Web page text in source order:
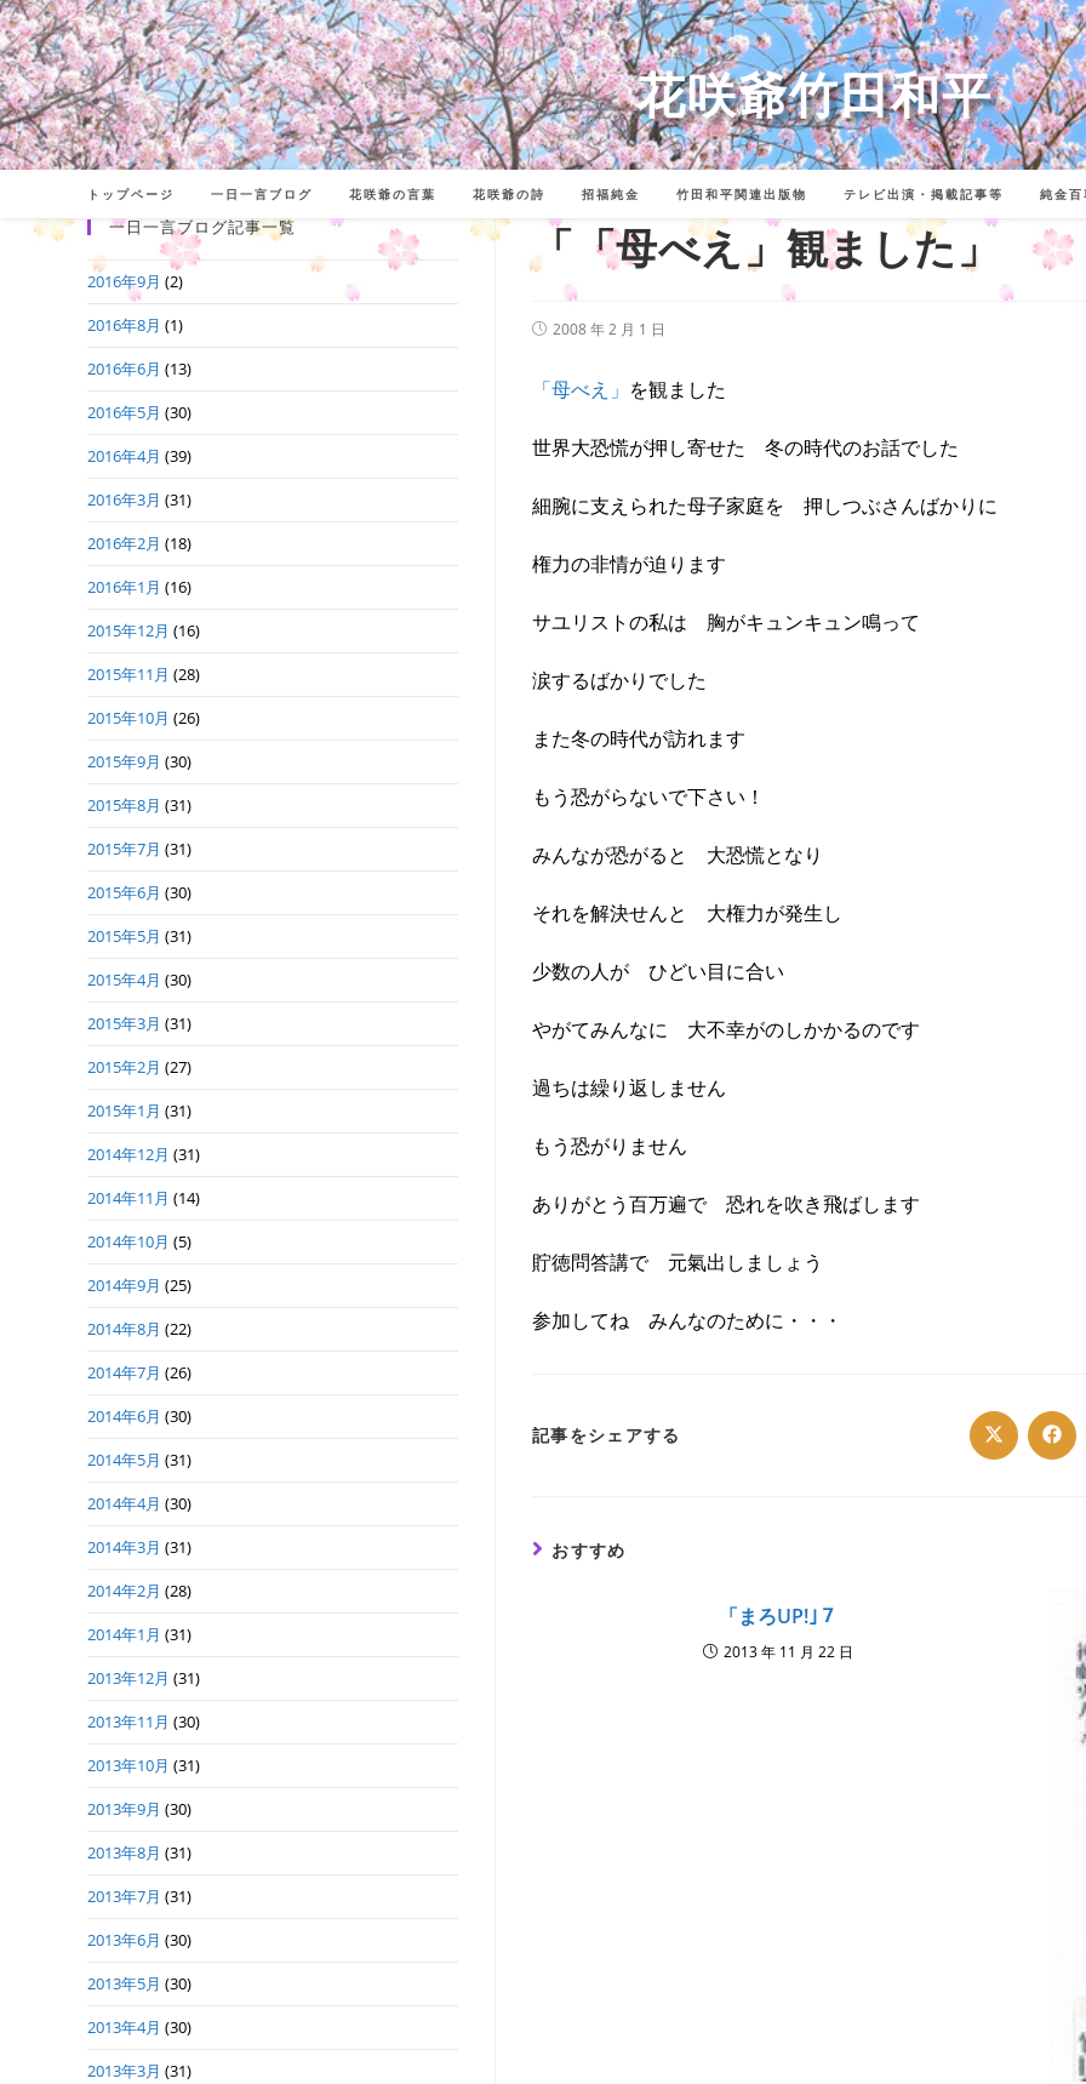
コ
ン
テ
ン
ツ
花咲爺竹田和平
トップページ 一日一言ブログ 花咲爺の言葉 花咲爺の詩 招福純金 竹田和平関連出版物 テレビ出演・掲載記事等 純金百
「「母べえ」観ました」
投
開
2008 年 2 月 1 日
「母べえ」 を観ました
世界大恐慌が押し寄せた 冬の時代のお話でした
細腕に支えられた母子家庭を 押しつぶさんばかりに
権力の非情が迫ります
サユリストの私は 胸がキュンキュン鳴って
涙するばかりでした
また冬の時代が訪れます
もう恐がらないで下さい！
みんなが恐がると 大恐慌となり
それを解決せんと 大権力が発生し
少数の人が ひどい目に合い
やがてみんなに 大不幸がのしかかるのです
過ちは繰り返しません
もう恐がりません
ありがとう百万遍で 恐れを吹き飛ばします
貯徳問答講で 元氣出しましょう
参加してね みんなのために・・・
記事をシェアする Opens
in in
おすすめ
「まろUP!｣７
2013 年 11 月 22 日
一日一言ブログ記事一覧
2016年9月 (2)
2016年8月 (1)
2016年6月 (13)
2016年5月 (30)
2016年4月 (39)
2016年3月 (31)
2016年2月 (18)
2016年1月 (16)
2015年12月 (16)
2015年11月 (28)
2015年10月 (26)
2015年9月 (30)
2015年8月 (31)
2015年7月 (31)
2015年6月 (30)
2015年5月 (31)
2015年4月 (30)
2015年3月 (31)
2015年2月 (27)
2015年1月 (31)
2014年12月 (31)
2014年11月 (14)
2014年10月 (5)
2014年9月 (25)
2014年8月 (22)
2014年7月 (26)
2014年6月 (30)
2014年5月 (31)
2014年4月 (30)
2014年3月 (31)
2014年2月 (28)
2014年1月 (31)
2013年12月 (31)
2013年11月 (30)
2013年10月 (31)
2013年9月 (30)
2013年8月 (31)
2013年7月 (31)
2013年6月 (30)
2013年5月 (30)
2013年4月 (30)
2013年3月 (31)